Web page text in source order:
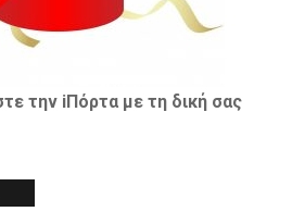
την iΠόρτα με τη δική σας